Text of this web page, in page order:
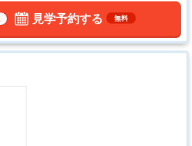
を気にせず外出できる宅配ボックス付き
見学予約する 無料